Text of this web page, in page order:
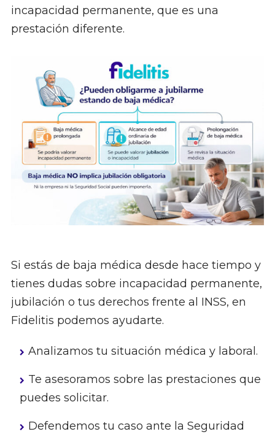
incapacidad permanente, que es una
prestación diferente.
Si estás de baja médica desde hace tiempo y
tienes dudas sobre incapacidad permanente,
jubilación o tus derechos frente al INSS, en
Fidelitis podemos ayudarte.
Analizamos tu situación médica y laboral.
Te asesoramos sobre las prestaciones que
puedes solicitar.
Defendemos tu caso ante la Seguridad